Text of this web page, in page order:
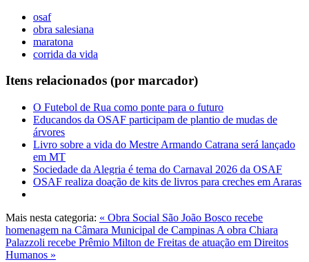
osaf
obra salesiana
maratona
corrida da vida
Itens relacionados (por marcador)
O Futebol de Rua como ponte para o futuro
Educandos da OSAF participam de plantio de mudas de
árvores
Livro sobre a vida do Mestre Armando Catrana será lançado
em MT
Sociedade da Alegria é tema do Carnaval 2026 da OSAF
OSAF realiza doação de kits de livros para creches em Araras
Mais nesta categoria: « Obra Social São João Bosco recebe
homenagem na Câmara Municipal de Campinas A obra Chiara
Palazzoli recebe Prêmio Milton de Freitas de atuação em Direitos
Humanos »